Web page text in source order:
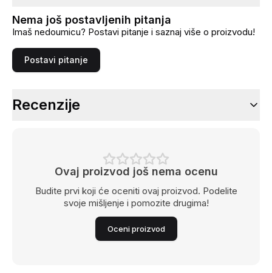
Nema još postavljenih pitanja
Imaš nedoumicu? Postavi pitanje i saznaj više o proizvodu!
Postavi pitanje
Recenzije
Ovaj proizvod još nema ocenu
Budite prvi koji će oceniti ovaj proizvod. Podelite
svoje mišljenje i pomozite drugima!
Oceni proizvod